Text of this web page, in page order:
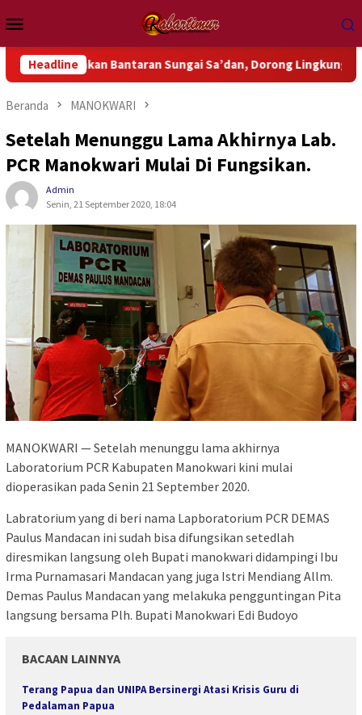
ke
kontenMobile
Headline
Bantaran Sungai Sa’dan, Dorong Lingkungan Bebas
Beranda MANOKWARI
Setelah Menunggu Lama Akhirnya Lab.
PCR Manokwari Mulai Di Fungsikan.
Admin
Senin, 21 September 2020, 18:04
MANOKWARI — Setelah menunggu lama akhirnya
Laboratorium PCR Kabupaten Manokwari kini mulai
dioperasikan pada Senin 21 September 2020.
Labratorium yang di beri nama Lapboratorium PCR DEMAS
Paulus Mandacan ini sudah bisa difungsikan setedlah
diresmikan langsung oleh Bupati manokwari didampingi Ibu
Irma Purnamasari Mandacan yang juga Istri Mendiang Allm.
Demas Paulus Mandacan yang melakuka pengguntingan Pita
langsung bersama Plh. Bupati Manokwari Edi Budoyo
BACAAN LAINNYA
Terang Papua dan UNIPA Bersinergi Atasi Krisis Guru di
Pedalaman Papua